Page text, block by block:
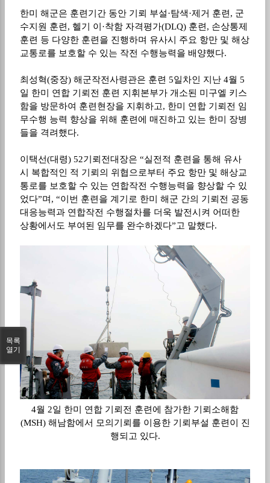
한미 해군은 훈련기간 동안 기뢰 부설·탐색·제거 훈련 , 군
수지원 훈련 , 헬기 이 ·착함 자격평가(DLQ) 훈련 , 손상통제
훈련 등 다양한 훈련을 진행하며 유사시 주요 항만 및 해상
교통로를 보호할 수 있는 작전 수행능력을 배양했다.
최성혁(중장) 해군작전사령관은 훈련 5일차인 지난4월 5
일 한미 연합 기뢰전 훈련 지휘본부가 개소된 미구엘 키스
함을 방문하여 훈련현장을 지휘하고, 한미 연합 기뢰전 임
무수행 능력 향상을 위해 훈련에 매진하고 있는 한미 장병
들을 격려했다.
이택선(대령) 52기뢰전대장은 “실전적 훈련을 통해 유사
시 복합적인 적 기뢰의 위협으로부터 주요 항만 및 해상교
통로를 보호할 수 있는 연합작전 수행능력을 향상할 수 있
었다”며 , “이번 훈련을 계기로 한미 해군 간의 기뢰전 공동
대응능력과 연합작전 수행절차를 더욱 발전시켜 어떠한
상황에서도 부여된 임무를 완수하겠다”고 말했다.
4월 2일 한미 연합 기뢰전 훈련에 참가한 기뢰소해함
(MSH) 해남함에서 모의기뢰를 이용한 기뢰부설 훈련이 진
행되고 있다.
목록
열기